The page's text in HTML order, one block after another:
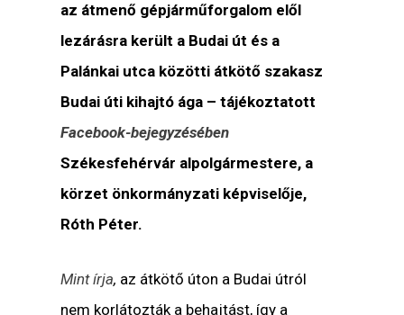
az átmenő gépjárműforgalom elől
lezárásra került a Budai út és a
Palánkai utca közötti átkötő szakasz
Budai úti kihajtó ága – tájékoztatott
Facebook-bejegyzésében
Székesfehérvár alpolgármestere, a
körzet önkormányzati képviselője,
Róth Péter.
Mint írja, az átkötő úton a Budai útról
nem korlátozták a behajtást, így a